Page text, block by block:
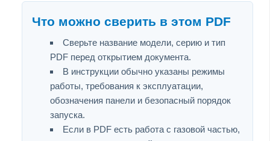
Что можно сверить в этом PDF
Сверьте название модели, серию и тип
PDF перед открытием документа.
В инструкции обычно указаны режимы
работы, требования к эксплуатации,
обозначения панели и безопасный порядок
запуска.
Если в PDF есть работа с газовой частью,